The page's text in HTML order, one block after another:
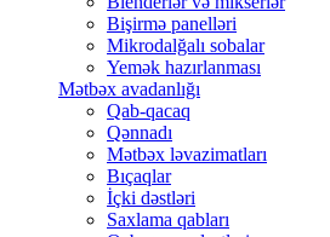
Bişirmə panelləri
Mikrodalğalı sobalar
Yemək hazırlanması
Mətbəx avadanlığı
Qab-qacaq
Qənnadı
Mətbəx ləvazimatları
Bıçaqlar
İçki dəstləri
Saxlama qabları